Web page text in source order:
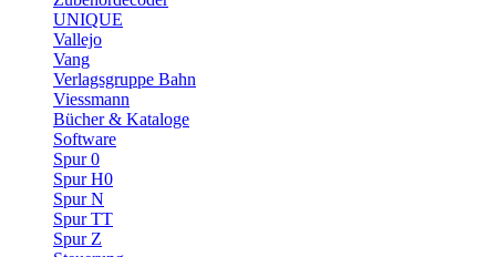
UNIQUE
Vallejo
Vang
Verlagsgruppe Bahn
Viessmann
Bücher & Kataloge
Software
Spur 0
Spur H0
Spur N
Spur TT
Spur Z